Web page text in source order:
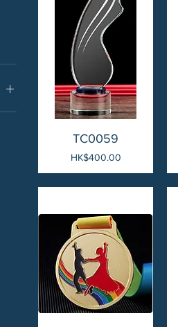
快速瀏覽
TC0059
價格
HK$400.00